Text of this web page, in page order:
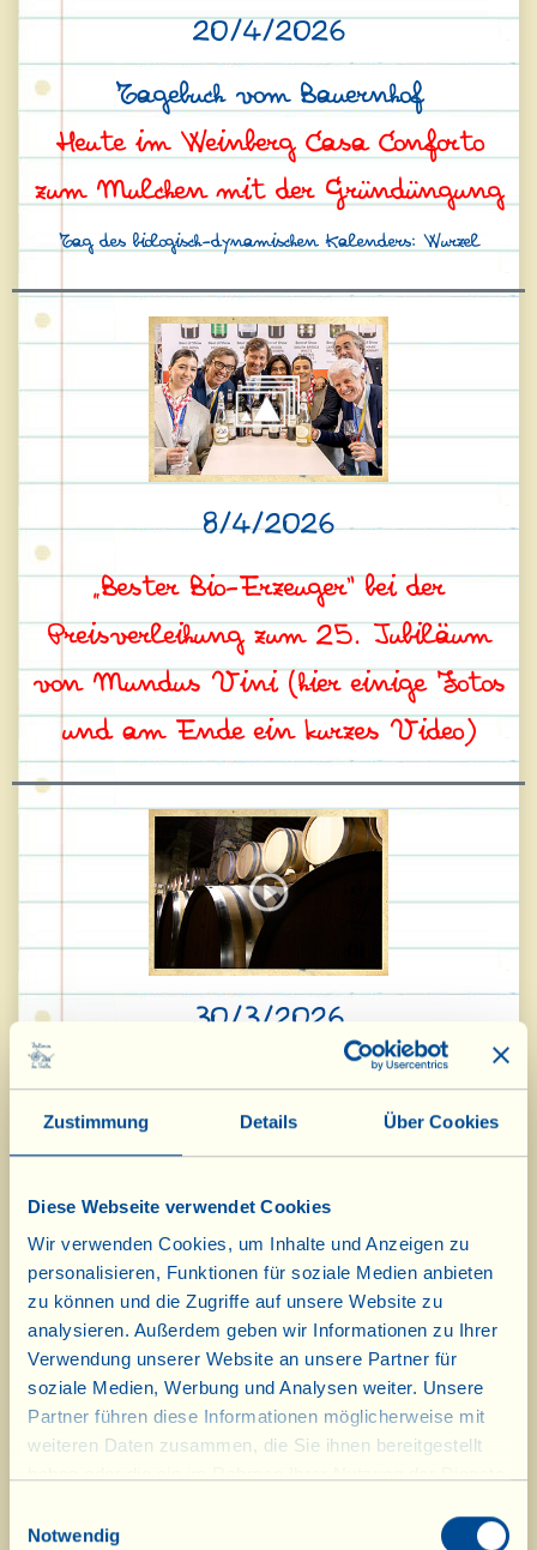
Zustimmung Details Über Cookies
Diese Webseite verwendet Cookies
Wir verwenden Cookies, um Inhalte und Anzeigen zu
personalisieren, Funktionen für soziale Medien anbieten
zu können und die Zugriffe auf unsere Website zu
analysieren. Außerdem geben wir Informationen zu Ihrer
Verwendung unserer Website an unsere Partner für
soziale Medien, Werbung und Analysen weiter. Unsere
Partner führen diese Informationen möglicherweise mit
weiteren Daten zusammen, die Sie ihnen bereitgestellt
Notwendig
20/4/2026
Tagebuch vom Bauernhof
Heute im Weinberg Casa Conforto
zum Mulchen mit der Gründüngung
Tag des biologisch-dynamischen Kalenders: Wurzel
8/4/2026
„Bester Bio-Erzeuger“ bei der
Preisverleihung zum 25. Jubiläum
von Mundus Vini (hier einige Fotos
und am Ende ein kurzes Video)
30/3/2026
Tagebuch vom Bauernhof
Der Merlot di Osteria im Weinberg